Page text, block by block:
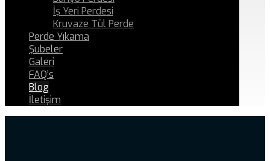
İş Yeri Perdesi
Kruvaze Tül Perde
Perde Yıkama
Şubeler
Galeri
FAQ’s
Blog
İletişim